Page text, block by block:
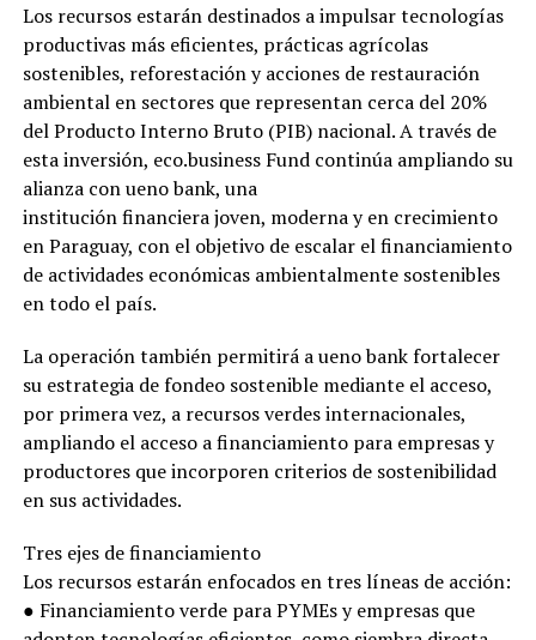
Los recursos estarán destinados a impulsar tecnologías
productivas más eficientes, prácticas agrícolas
sostenibles, reforestación y acciones de restauración
ambiental en sectores que representan cerca del 20%
del Producto Interno Bruto (PIB) nacional. A través de
esta inversión, eco.business Fund continúa ampliando su
alianza con ueno bank, una
institución financiera joven, moderna y en crecimiento
en Paraguay, con el objetivo de escalar el financiamiento
de actividades económicas ambientalmente sostenibles
en todo el país.
La operación también permitirá a ueno bank fortalecer
su estrategia de fondeo sostenible mediante el acceso,
por primera vez, a recursos verdes internacionales,
ampliando el acceso a financiamiento para empresas y
productores que incorporen criterios de sostenibilidad
en sus actividades.
Tres ejes de financiamiento
Los recursos estarán enfocados en tres líneas de acción:
● Financiamiento verde para PYMEs y empresas que